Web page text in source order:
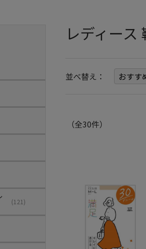
(121)
レディース
並べ替え：
（全30件）